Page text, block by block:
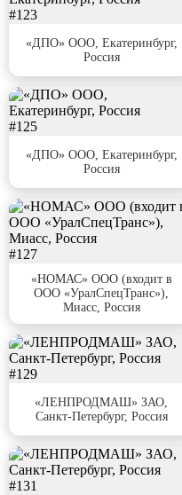
#123
«ДПО» ООО, Екатеринбург,
Россия
#125
«ДПО» ООО, Екатеринбург,
Россия
#127
«НОМАС» ООО (входит в
ООО «УралСпецТранс»),
Миасс, Россия
#129
«ЛЕНПРОДМАШ» ЗАО,
Санкт-Петербург, Россия
#131